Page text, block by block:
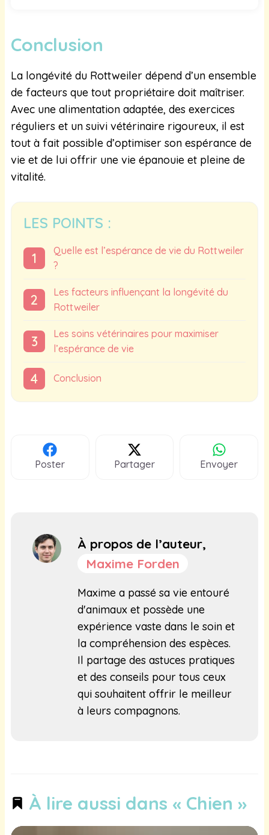
Conclusion
La longévité du Rottweiler dépend d’un ensemble
de facteurs que tout propriétaire doit maîtriser.
Avec une alimentation adaptée, des exercices
réguliers et un suivi vétérinaire rigoureux, il est
tout à fait possible d’optimiser son espérance de
vie et de lui offrir une vie épanouie et pleine de
vitalité.
LES POINTS :
Quelle est l’espérance de vie du Rottweiler
?
Les facteurs influençant la longévité du
Rottweiler
Les soins vétérinaires pour maximiser
l’espérance de vie
Conclusion
Poster Partager Envoyer
À propos de l’auteur,
Maxime Forden
Maxime a passé sa vie entouré
d'animaux et possède une
expérience vaste dans le soin et
la compréhension des espèces.
Il partage des astuces pratiques
et des conseils pour tous ceux
qui souhaitent offrir le meilleur
à leurs compagnons.
À lire aussi dans « Chien »